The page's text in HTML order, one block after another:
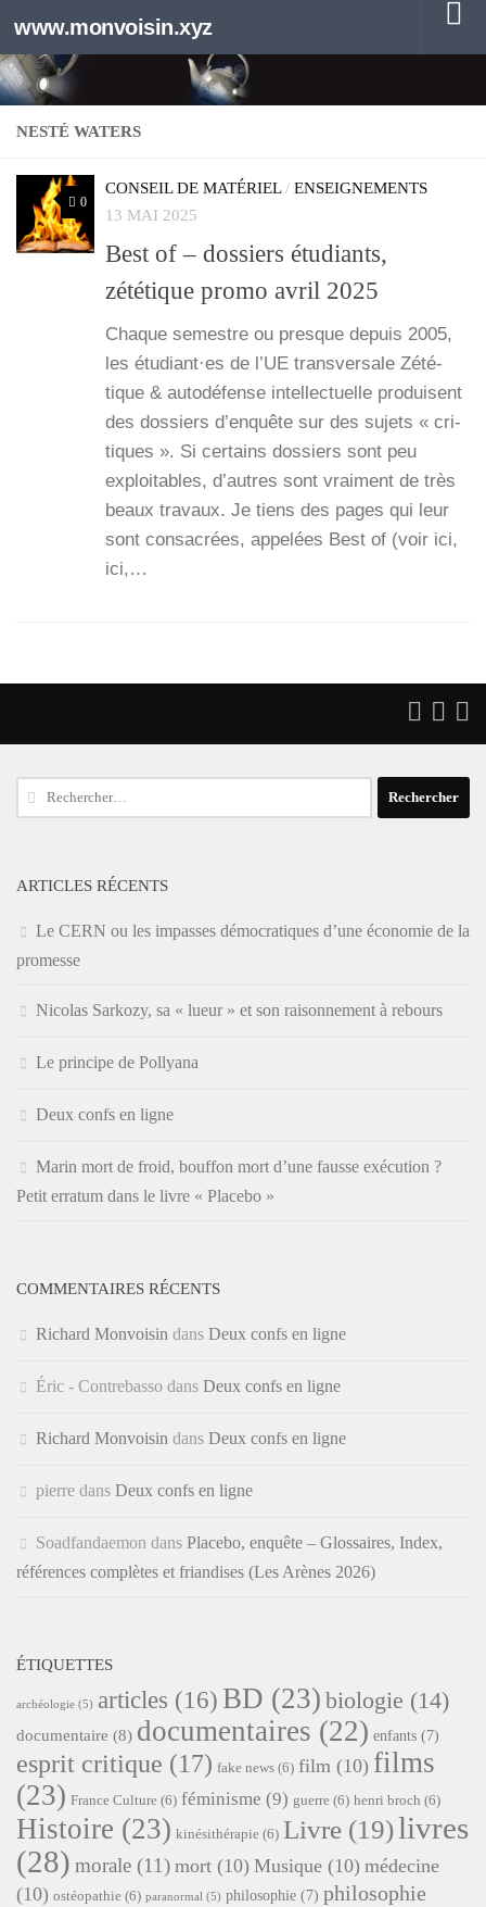
Au dessous du contenu
www.monvoisin.xyz
NESTÉ WATERS
0
CONSEIL DE MATÉRIEL/ ENSEIGNEMENTS
13 MAI 2025
Best of – dossiers étudiants,
zététique promo avril 2025
Chaque semestre ou presque depuis 2005,
les étudiant·es de l’UE trans­ver­sale Zété­
tique & auto­dé­fense intel­lec­tuelle pro­duisent
des dos­siers d’enquête sur des sujets « cri­
tiques ». Si cer­tains dos­siers sont peu
exploi­tables, d’autres sont vrai­ment de très
beaux tra­vaux. Je tiens des pages qui leur
sont consa­crées, appe­lées Best of (voir ici,
ici,…
Rechercher :
ARTICLES RÉCENTS
Le CERN ou les impasses démocratiques d’une économie de la
promesse
Nicolas Sarkozy, sa « lueur » et son raisonnement à rebours
Le principe de Pollyana
Deux confs en ligne
Marin mort de froid, bouffon mort d’une fausse exécution ?
Petit erratum dans le livre « Placebo »
COMMENTAIRES RÉCENTS
Richard Monvoisin dans Deux confs en ligne
Éric - Contrebasso dans Deux confs en ligne
Richard Monvoisin dans Deux confs en ligne
pierre dans Deux confs en ligne
Soadfandaemon dans Placebo, enquête – Glossaires, Index,
références complètes et friandises (Les Arènes 2026)
ÉTIQUETTES
archéologie (5) articles (16) BD (23) biologie (14)
documentaire (8) documentaires (22) enfants (7)
esprit critique (17) fake news (6) film (10) films
(23) France Culture (6) féminisme (9) guerre (6) henri broch (6)
Histoire (23) kinésithérapie (6) Livre (19)livres
(28) morale (11) mort (10) Musique (10) médecine
(10) ostéopathie (6) paranormal (5) philosophie (7) philosophie